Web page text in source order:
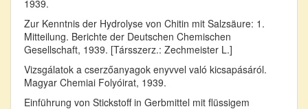
1939.
Zur Kenntnis der Hydrolyse von Chitin mit Salzsäure: 1.
Mitteilung. Berichte der Deutschen Chemischen
Gesellschaft, 1939. [Társszerz.: Zechmeister L.]
Vizsgálatok a cserzőanyagok enyvvel való kicsapásáról.
Magyar Chemiai Folyóirat, 1939.
Einführung von Stickstoff in Gerbmittel mit flüssigem